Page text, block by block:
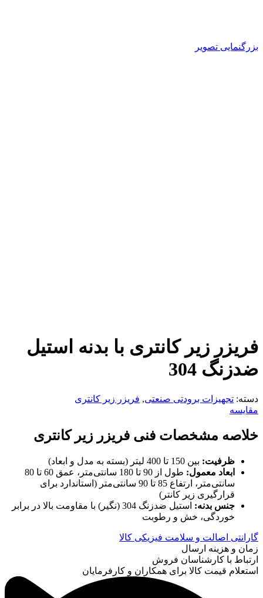
بزرگنمایی تصویر
فریزر زیر کانتری با بدنه استیل
ضدزنگ 304
دسته: تجهیزات برودتی صنعتی, فریزر زیر کانتری
مقایسه
خلاصه مشخصات فنی فریزر زیر کانتری
ظرفیت: بین 150 تا 400 لیتر (بسته به مدل و ابعاد)
ابعاد معمول:
طول از 90 تا 180 سانتی‌متر، عمق 60 تا 80
سانتی‌متر، ارتفاع 85 تا 90 سانتی‌متر (استاندارد برای
قرارگیری زیر کانتر)
جنس بدنه:
استیل ضدزنگ 304 (نگیر) با مقاومت بالا در برابر
خوردگی، خش و رطوبت
گارانتی اصالت و سلامت فیزیکی کالا
زمان و هزینه ارسال
ارتباط با کارشناسان فروش
استعلام قیمت کالا برای همکاران و کارفرمایان